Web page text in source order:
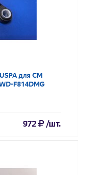
для СМ
F814DMG
972 /шт.